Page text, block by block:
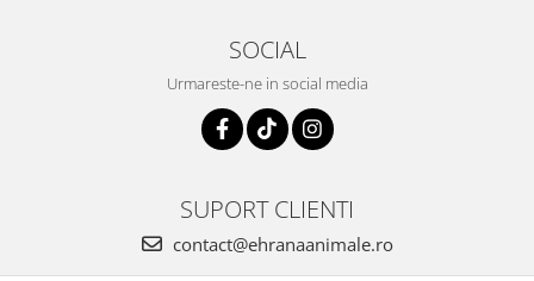
SOCIAL
Urmareste-ne in social media
SUPORT CLIENTI
contact@ehranaanimale.ro